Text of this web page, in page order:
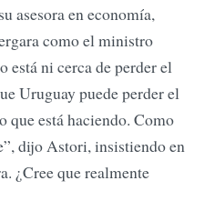
asesora en economía,
como el ministro
ni cerca de perder el
Uruguay puede perder el
que está haciendo. Como
dijo Astori, insistiendo en
¿Cree que realmente